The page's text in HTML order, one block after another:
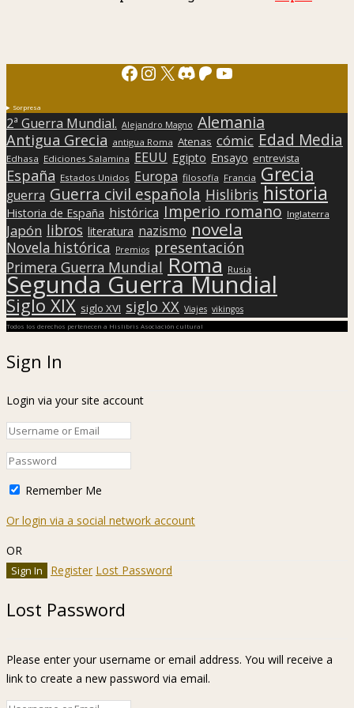
Facebook
Instagram
X Discord
Patreon
YouTube
Sorpresa
2ª Guerra Mundial. Alejandro Magno Alemania
Antigua Grecia antigua Roma Atenas cómic Edad Media
Edhasa Ediciones Salamina EEUU Egipto Ensayo entrevista
España Estados Unidos Europa filosofía Francia Grecia
guerra Guerra civil española Hislibris historia
Historia de España histórica Imperio romano Inglaterra
Japón libros literatura nazismo novela
Novela histórica Premios presentación
Primera Guerra Mundial Roma Rusia
Segunda Guerra Mundial
Siglo XIX siglo XVI siglo XX Viajes vikingos
Todos los derechos pertenecen a Hislibris Asociación cultural
Sign In
Login via your site account
Remember Me
Or login via a social network account
OR
Register Lost Password
Lost Password
Please enter your username or email address. You will receive a
link to create a new password via email.